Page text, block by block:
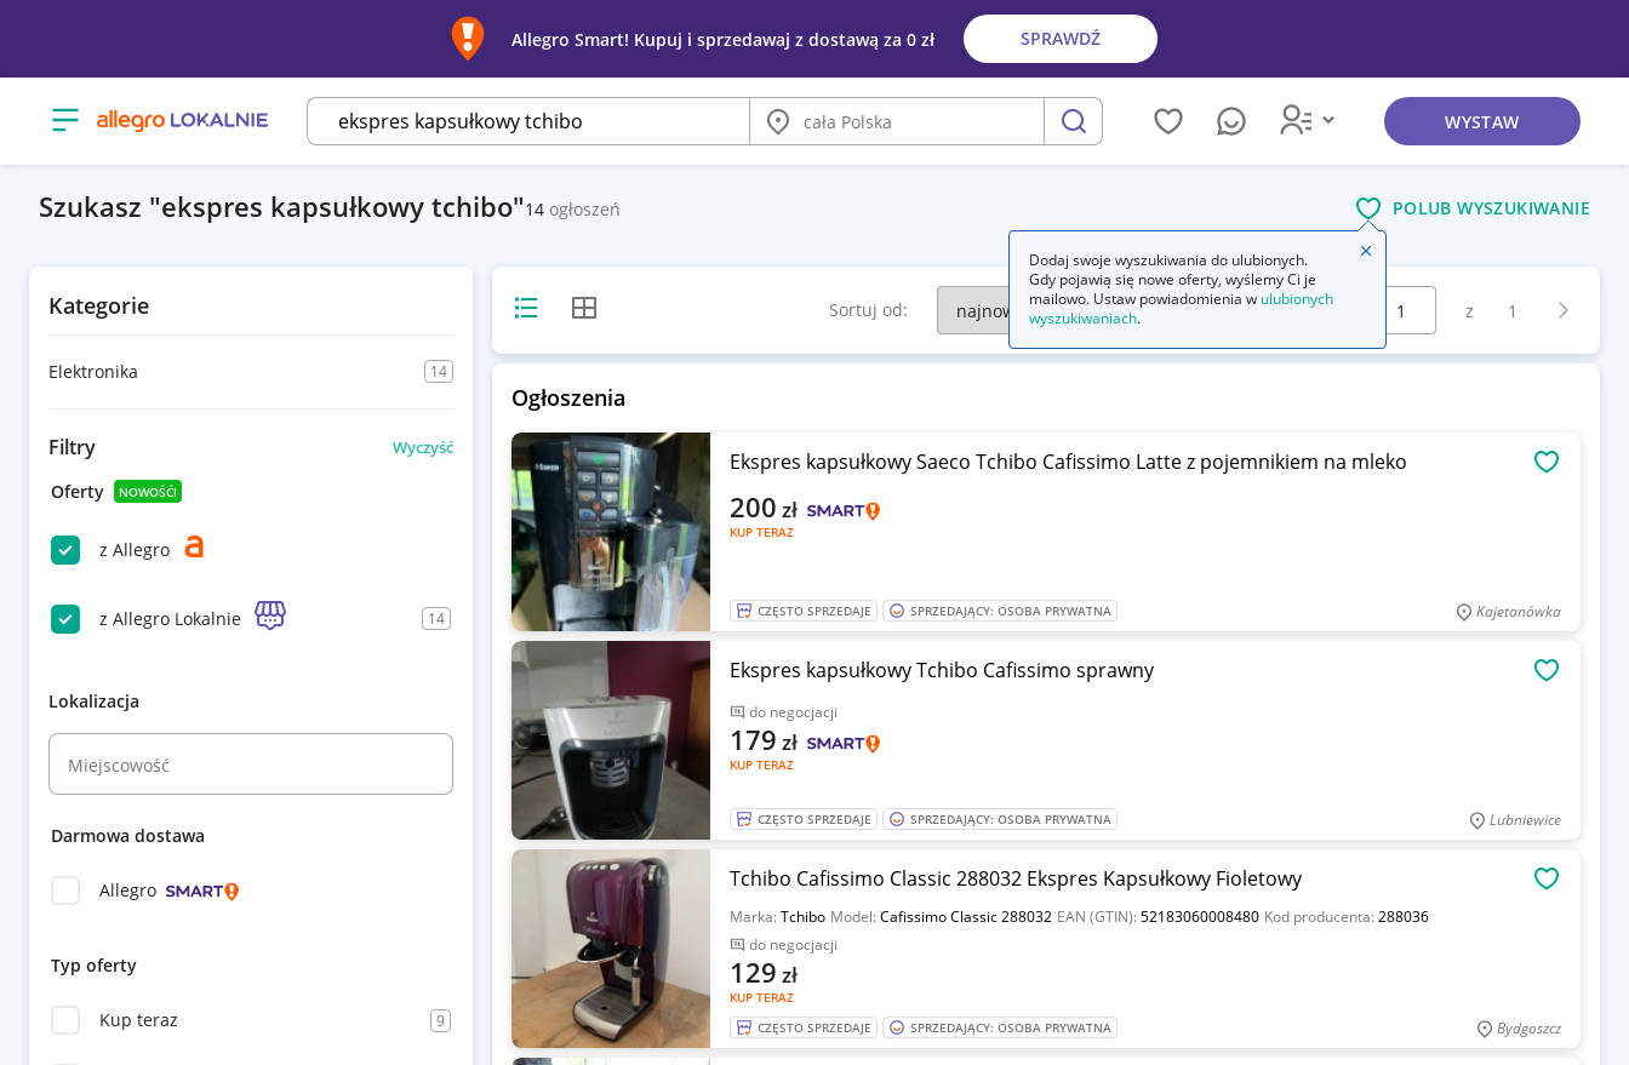
Allegro Smart! Kupuj i sprzedawaj z dostawą za 0 zł SPRAWDŹ
Otwórz menu z kategoriami
Miasto
szukaj
WYSTAW
Szukasz ekspres kapsułkowy tchibo 14 ogłoszeń POLUB WYSZUKIWANIE
Kategorie
Elektronika 14
Filtry Wyczyść
Oferty NOWOŚĆ!
z Allegro
z Allegro Lokalnie 14
Lokalizacja
Miejscowość
Darmowa dostawa
Allegro
Typ oferty
Kup teraz 9
Widok listyWidok siatki Sortuj od:
Wybierz stronę:
z 1
Ogłoszenia
Ekspres kapsułkowy Saeco Tchibo Cafissimo Latte z pojemnikiem na mleko
KUP TERAZ
200 zł
CZĘSTO SPRZEDAJE SPRZEDAJĄCY: OSOBA PRYWATNA Kajetanówka
Ekspres kapsułkowy Tchibo Cafissimo sprawny
do negocjacji
KUP TERAZ
179 zł
CZĘSTO SPRZEDAJE SPRZEDAJĄCY: OSOBA PRYWATNA Lubniewice
Tchibo Cafissimo Classic 288032 Ekspres Kapsułkowy Fioletowy
Marka:Tchibo Model:Cafissimo Classic 288032 EAN (GTIN):52183060008480 Kod producenta:288036
do negocjacji
KUP TERAZ
129 zł
CZĘSTO SPRZEDAJE SPRZEDAJĄCY: OSOBA PRYWATNA Bydgoszcz
Dodaj swoje wyszukiwania do ulubionych.
Gdy pojawią się nowe oferty, wyślemy Ci je
mailowo. Ustaw powiadomienia w ulubionych
wyszukiwaniach.
Zamknij wskazówkę